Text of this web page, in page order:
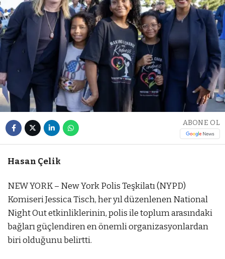
ABONE OL
Hasan Çelik
NEW YORK – New York Polis Teşkilatı (NYPD)
Komiseri Jessica Tisch, her yıl düzenlenen National
Night Out etkinliklerinin, polis ile toplum arasındaki
bağları güçlendiren en önemli organizasyonlardan
biri olduğunu belirtti.